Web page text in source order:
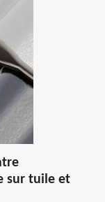
sur tuile et